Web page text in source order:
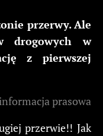
przerwy. Ale
drogowych w
z pierwszej
informacja prasowa
przerwie!! Jak